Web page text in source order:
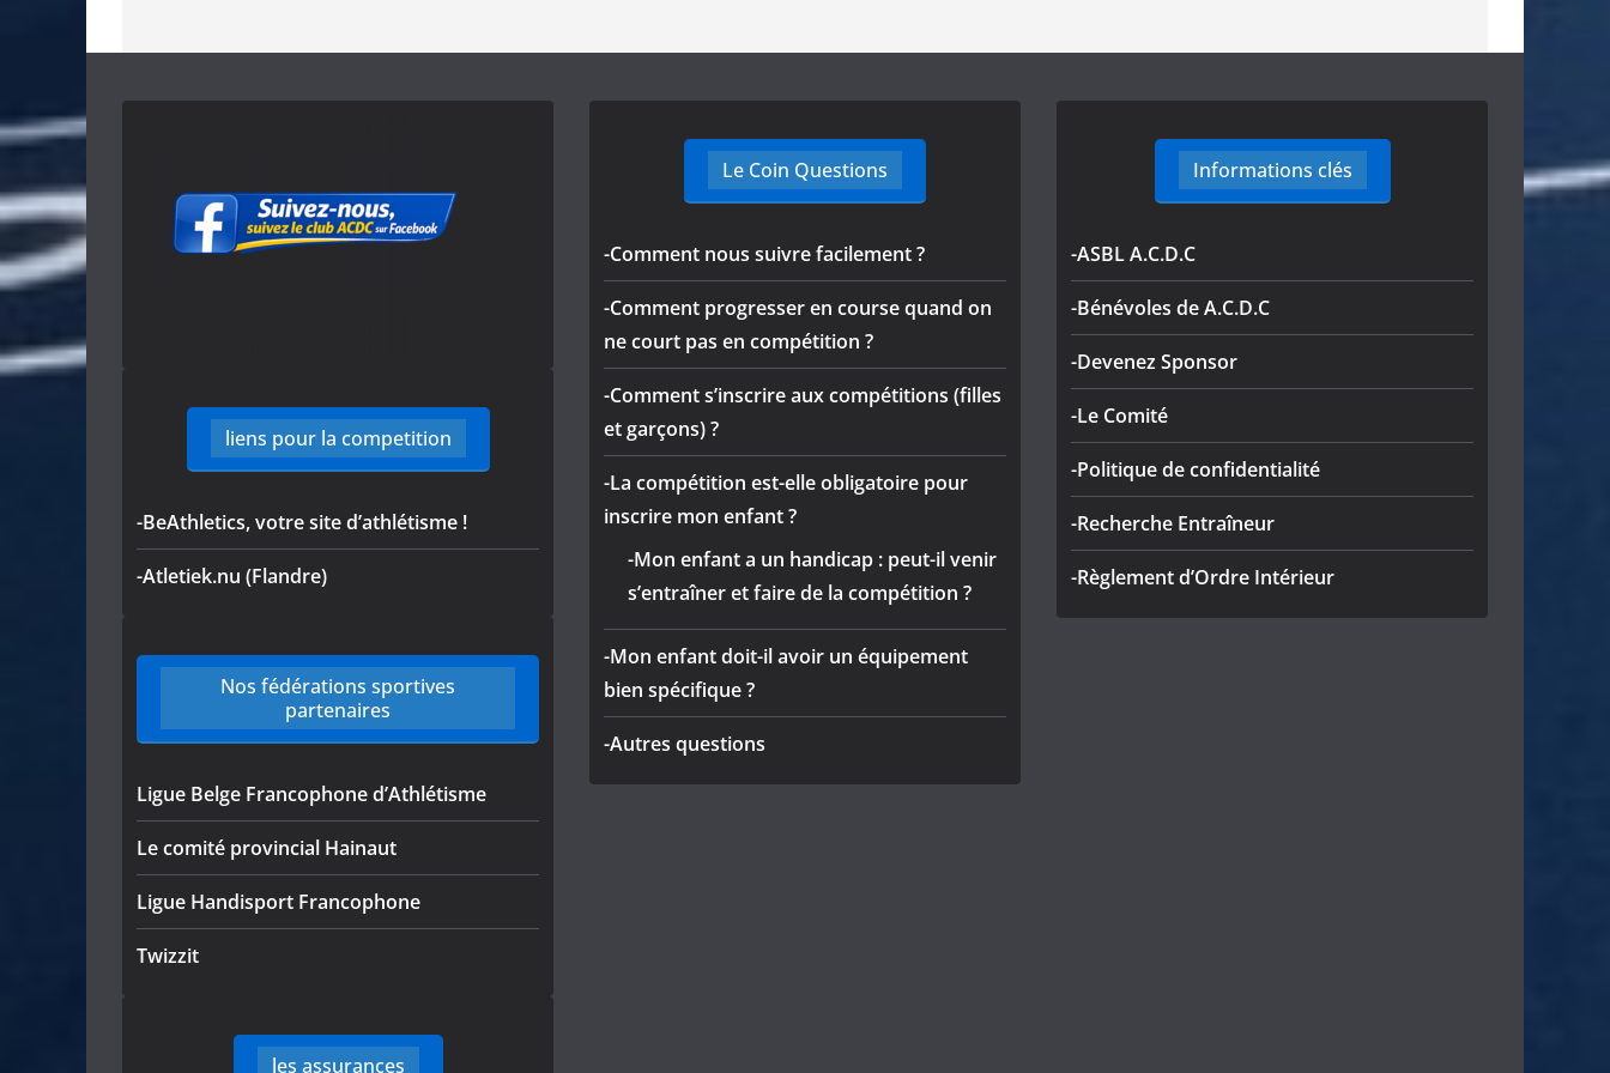
liens pour la competition
-BeAthletics, votre site d’athlétisme !
-Atletiek.nu (Flandre)
Nos fédérations sportives
partenaires
Ligue Belge Francophone d’Athlétisme
Le comité provincial Hainaut
Ligue Handisport Francophone
Twizzit
les assurances
Le Coin Questions
-Comment nous suivre facilement ?
-Comment progresser en course quand on
ne court pas en compétition ?
-Comment s’inscrire aux compétitions (filles
et garçons) ?
-La compétition est-elle obligatoire pour
inscrire mon enfant ?
-Mon enfant a un handicap : peut-il venir
s’entraîner et faire de la compétition ?
-Mon enfant doit-il avoir un équipement
bien spécifique ?
-Autres questions
Informations clés
-ASBL A.C.D.C
-Bénévoles de A.C.D.C
-Devenez Sponsor
-Le Comité
-Politique de confidentialité
-Recherche Entraîneur
-Règlement d’Ordre Intérieur